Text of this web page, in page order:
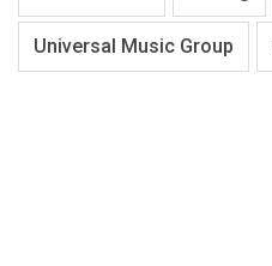
Universal Music Group